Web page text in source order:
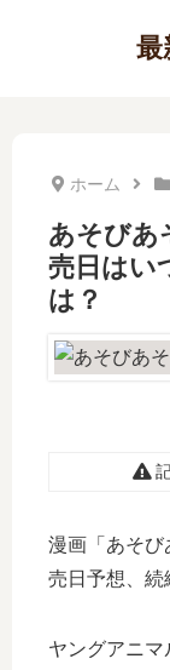
最
ホーム
あそびあ
売日はい
は？
漫画「あそび
売日予想、続
ヤングアニ